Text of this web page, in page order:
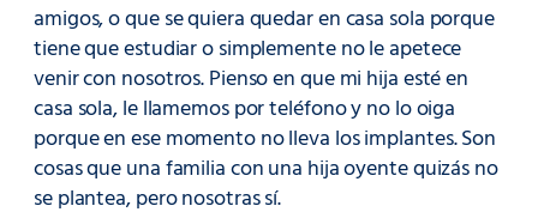
amigos, o que se quiera quedar en casa sola porque
tiene que estudiar o simplemente no le apetece
venir con nosotros. Pienso en que mi hija esté en
casa sola, le llamemos por teléfono y no lo oiga
porque en ese momento no lleva los implantes. Son
cosas que una familia con una hija oyente quizás no
se plantea, pero nosotras sí.